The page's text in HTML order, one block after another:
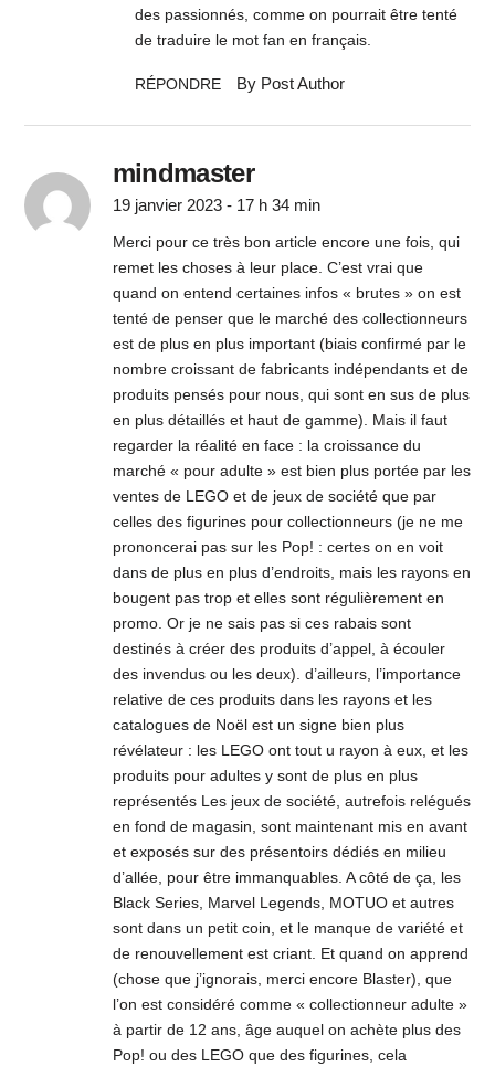
des passionnés, comme on pourrait être tenté
de traduire le mot fan en français.
RÉPONDRE By Post Author
mindmaster
19 janvier 2023 - 17 h 34 min
Merci pour ce très bon article encore une fois, qui
remet les choses à leur place. C’est vrai que
quand on entend certaines infos « brutes » on est
tenté de penser que le marché des collectionneurs
est de plus en plus important (biais confirmé par le
nombre croissant de fabricants indépendants et de
produits pensés pour nous, qui sont en sus de plus
en plus détaillés et haut de gamme). Mais il faut
regarder la réalité en face : la croissance du
marché « pour adulte » est bien plus portée par les
ventes de LEGO et de jeux de société que par
celles des figurines pour collectionneurs (je ne me
prononcerai pas sur les Pop! : certes on en voit
dans de plus en plus d’endroits, mais les rayons en
bougent pas trop et elles sont régulièrement en
promo. Or je ne sais pas si ces rabais sont
destinés à créer des produits d’appel, à écouler
des invendus ou les deux). d’ailleurs, l’importance
relative de ces produits dans les rayons et les
catalogues de Noël est un signe bien plus
révélateur : les LEGO ont tout u rayon à eux, et les
produits pour adultes y sont de plus en plus
représentés Les jeux de société, autrefois relégués
en fond de magasin, sont maintenant mis en avant
et exposés sur des présentoirs dédiés en milieu
d’allée, pour être immanquables. A côté de ça, les
Black Series, Marvel Legends, MOTUO et autres
sont dans un petit coin, et le manque de variété et
de renouvellement est criant. Et quand on apprend
(chose que j’ignorais, merci encore Blaster), que
l’on est considéré comme « collectionneur adulte »
à partir de 12 ans, âge auquel on achète plus des
Pop! ou des LEGO que des figurines, cela